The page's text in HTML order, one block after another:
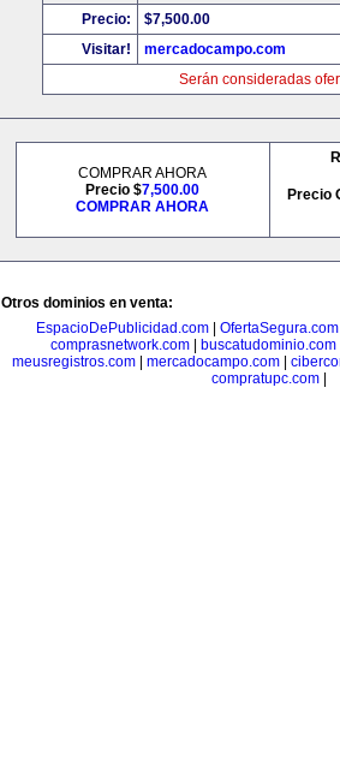
Precio:
$7,500.00
Visitar!
mercadocampo.com
Serán consideradas
COMPRAR AHORA
Precio $7,500.00
COMPRAR AHORA
Precio
Otros dominios en venta:
EspacioDePublicidad.com| OfertaSegura.com
comprasnetwork.com
buscatudominio.com
meusregistros.com| mercadocampo.com|
compratupc.com